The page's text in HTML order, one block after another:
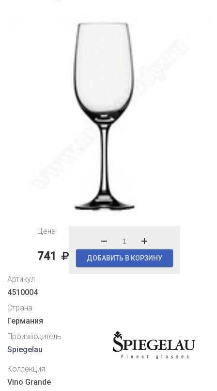
Цена
741 ДОБАВИТЬ В КОРЗИНУ
Артикул
4510004
Страна
Германия
Производитель
Spiegelau
Коллекция
Vino Grande